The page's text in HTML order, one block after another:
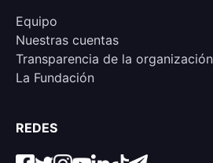
Equipo
Nuestras cuentas
Transparencia de la organización
La Fundación
REDES